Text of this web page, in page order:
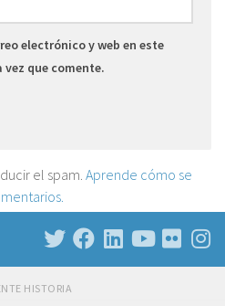
electrónico y web en este
que comente.
el spam. Aprende cómo se
HISTORIA